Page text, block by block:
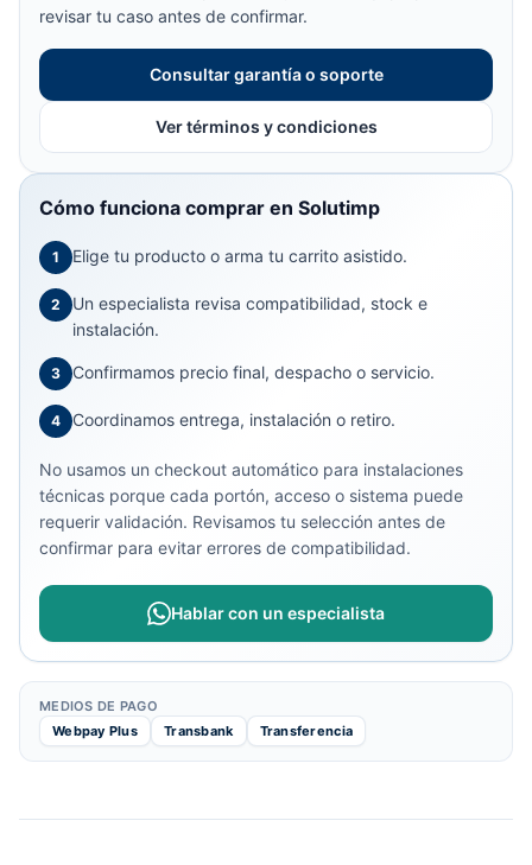
revisar tu caso antes de confirmar.
Consultar garantía o soporte
Ver términos y condiciones
Cómo funciona comprar en Solutimp
1 Elige tu producto o arma tu carrito asistido.
2
Un especialista revisa compatibilidad, stock e
instalación.
3 Confirmamos precio final, despacho o servicio.
4 Coordinamos entrega, instalación o retiro.
No usamos un checkout automático para instalaciones
técnicas porque cada portón, acceso o sistema puede
requerir validación. Revisamos tu selección antes de
confirmar para evitar errores de compatibilidad.
Hablar con un especialista
MEDIOS DE PAGO
Webpay Plus
Transbank Transferencia